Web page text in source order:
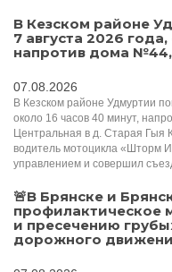
В Кезском районе
7 августа 2026
напротив дома
07.08.2026
В Кезском районе Удмуртии
около 16 часов 40 минут,
Центральная в д. Старая Гыя
водитель мотоцикла «Шторм
управлением и совершил
🚨В Брянске и
профилактическое
и пресечению
дорожного